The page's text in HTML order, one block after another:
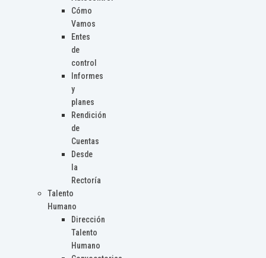
Cómo
Vamos
Entes
de
control
Informes
y
planes
Rendición
de
Cuentas
Desde
la
Rectoría
Talento
Humano
Dirección
Talento
Humano